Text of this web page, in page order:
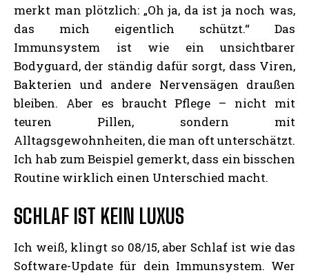
merkt man plötzlich: „Oh ja, da ist ja noch was,
das mich eigentlich schützt.“ Das
Immunsystem ist wie ein unsichtbarer
Bodyguard, der ständig dafür sorgt, dass Viren,
Bakterien und andere Nervensägen draußen
bleiben. Aber es braucht Pflege – nicht mit
teuren Pillen, sondern mit
Alltagsgewohnheiten, die man oft unterschätzt.
Ich hab zum Beispiel gemerkt, dass ein bisschen
Routine wirklich einen Unterschied macht.
SCHLAF IST KEIN LUXUS
Ich weiß, klingt so 08/15, aber Schlaf ist wie das
Software-Update für dein Immunsystem. Wer